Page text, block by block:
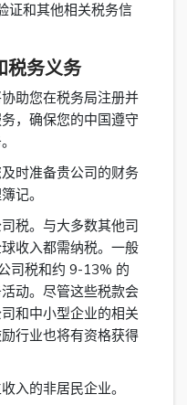
证和其他相关税务信
税务义务
助您在税务局注册并
，确保您的中国遵守
时准备贵公司的财务
记。
税。与大多数其他司
收入都需纳税。一般
司税和约 9-13% 的
动。尽管这些税款会
和中小型企业的相关
行业也将有资格获得
入的非居民企业。